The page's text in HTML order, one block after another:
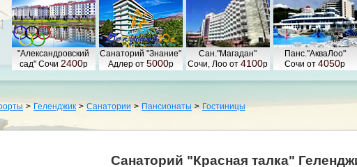
> Геленджик > Санатории > Пансионаты > Гостиницы
Санаторий "Красная талка"
"Александровский
сад" Сочи 2400р
Санаторий "Знание"
Адлер от 5000р
Сан."Магадан"
Сочи, Лоо от 4100р
Панс."АкваЛоо"
Сочи от 4050р